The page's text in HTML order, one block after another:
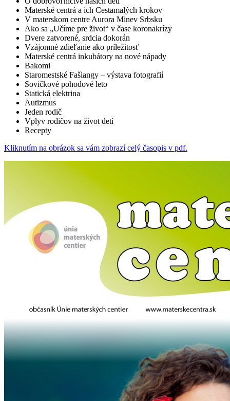
Materské centrá a ich Cestamalých krokov
V materskom centre Aurora Minev Srbsku
Ako sa „Učíme pre život“ v čase koronakrízy
Dvere zatvorené, srdcia dokorán
Vzájomné zdieľanie ako príležitosť
Materské centrá inkubátory na nové nápady
Bakomi
Staromestské Fašiangy – výstava fotografií
Sovičkové pohodové leto
Statická elektrina
Autizmus
Jeden rodič
Vplyv rodičov na život detí
Recepty
Kliknutím na obrázok sa vám zobrazí celý časopis v pdf.